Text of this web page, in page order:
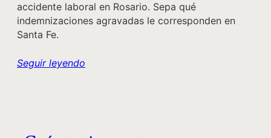
accidente laboral en Rosario. Sepa qué
indemnizaciones agravadas le corresponden en
Santa Fe.
Seguir leyendo